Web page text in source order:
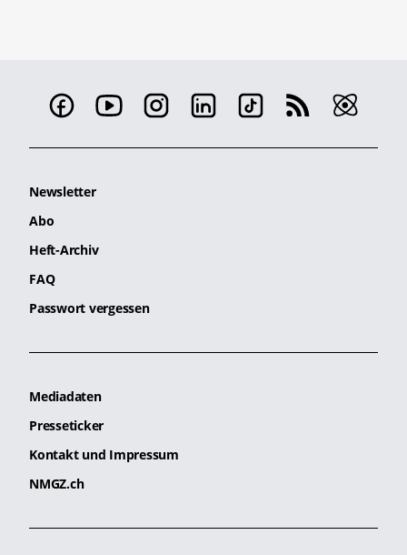
Newsletter
Abo
Heft-Archiv
FAQ
Passwort vergessen
Mediadaten
Presseticker
Kontakt und Impressum
NMGZ.ch